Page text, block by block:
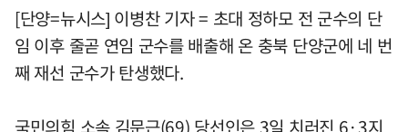
[단양=뉴시스] 이병찬 기자 = 초대 정하모 전 군수의 단
임 이후 줄곧 연임 군수를 배출해 온 충북 단양군에 네 번
째 재선 군수가 탄생했다.
국민의힘 소속 김문근(69) 당선인은 3일 치러진 6·3지